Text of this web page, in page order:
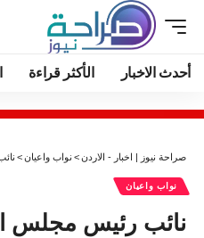
أحدث الاخبار الأكثر قراءة
صراحة نيوز | اخبار - الاردن> نواب واعيان>
نواب واعيان
نائب رئيس مجلس